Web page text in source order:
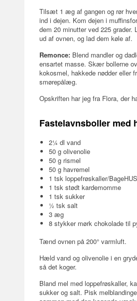
Tilsæt 1 æg af gangen og rør
ind i dejen. Kom dejen i
dem 20 minutter ved 225
ud af ovnen, og lad dem køle af.
Remonce: Blend mandler og
ensartet masse. Skær bollerne
kokosmel, hakkede nødder eller
smørepålæg.
Opskriften har jeg fra Flora, der
Fastelavnsboller
2¼ dl vand
50 g olivenolie
50 g rismel
50 g havremel
1 tsk loppefrøskaller/
1 tsk stødt kardemomme
1 tsk sukker
½ tsk salt
3 æg
8 stykker mørk chokolade til
Tænd ovnen på 200° varmluft.
Hæld vand og olivenolie i en
så det koger.
Bland mel med loppefrøskaller,
sukker og salt. Pisk